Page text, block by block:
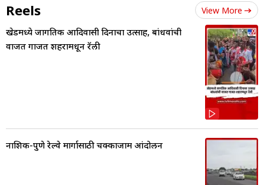
Reels View More
खेडमध्ये जागतिक आदिवासी दिनाचा उत्साह, बांधवांची
वाजत गाजत शहरामधून रॅली
नाशिक-पुणे रेल्वे मार्गासाठी चक्काजाम आंदोलन